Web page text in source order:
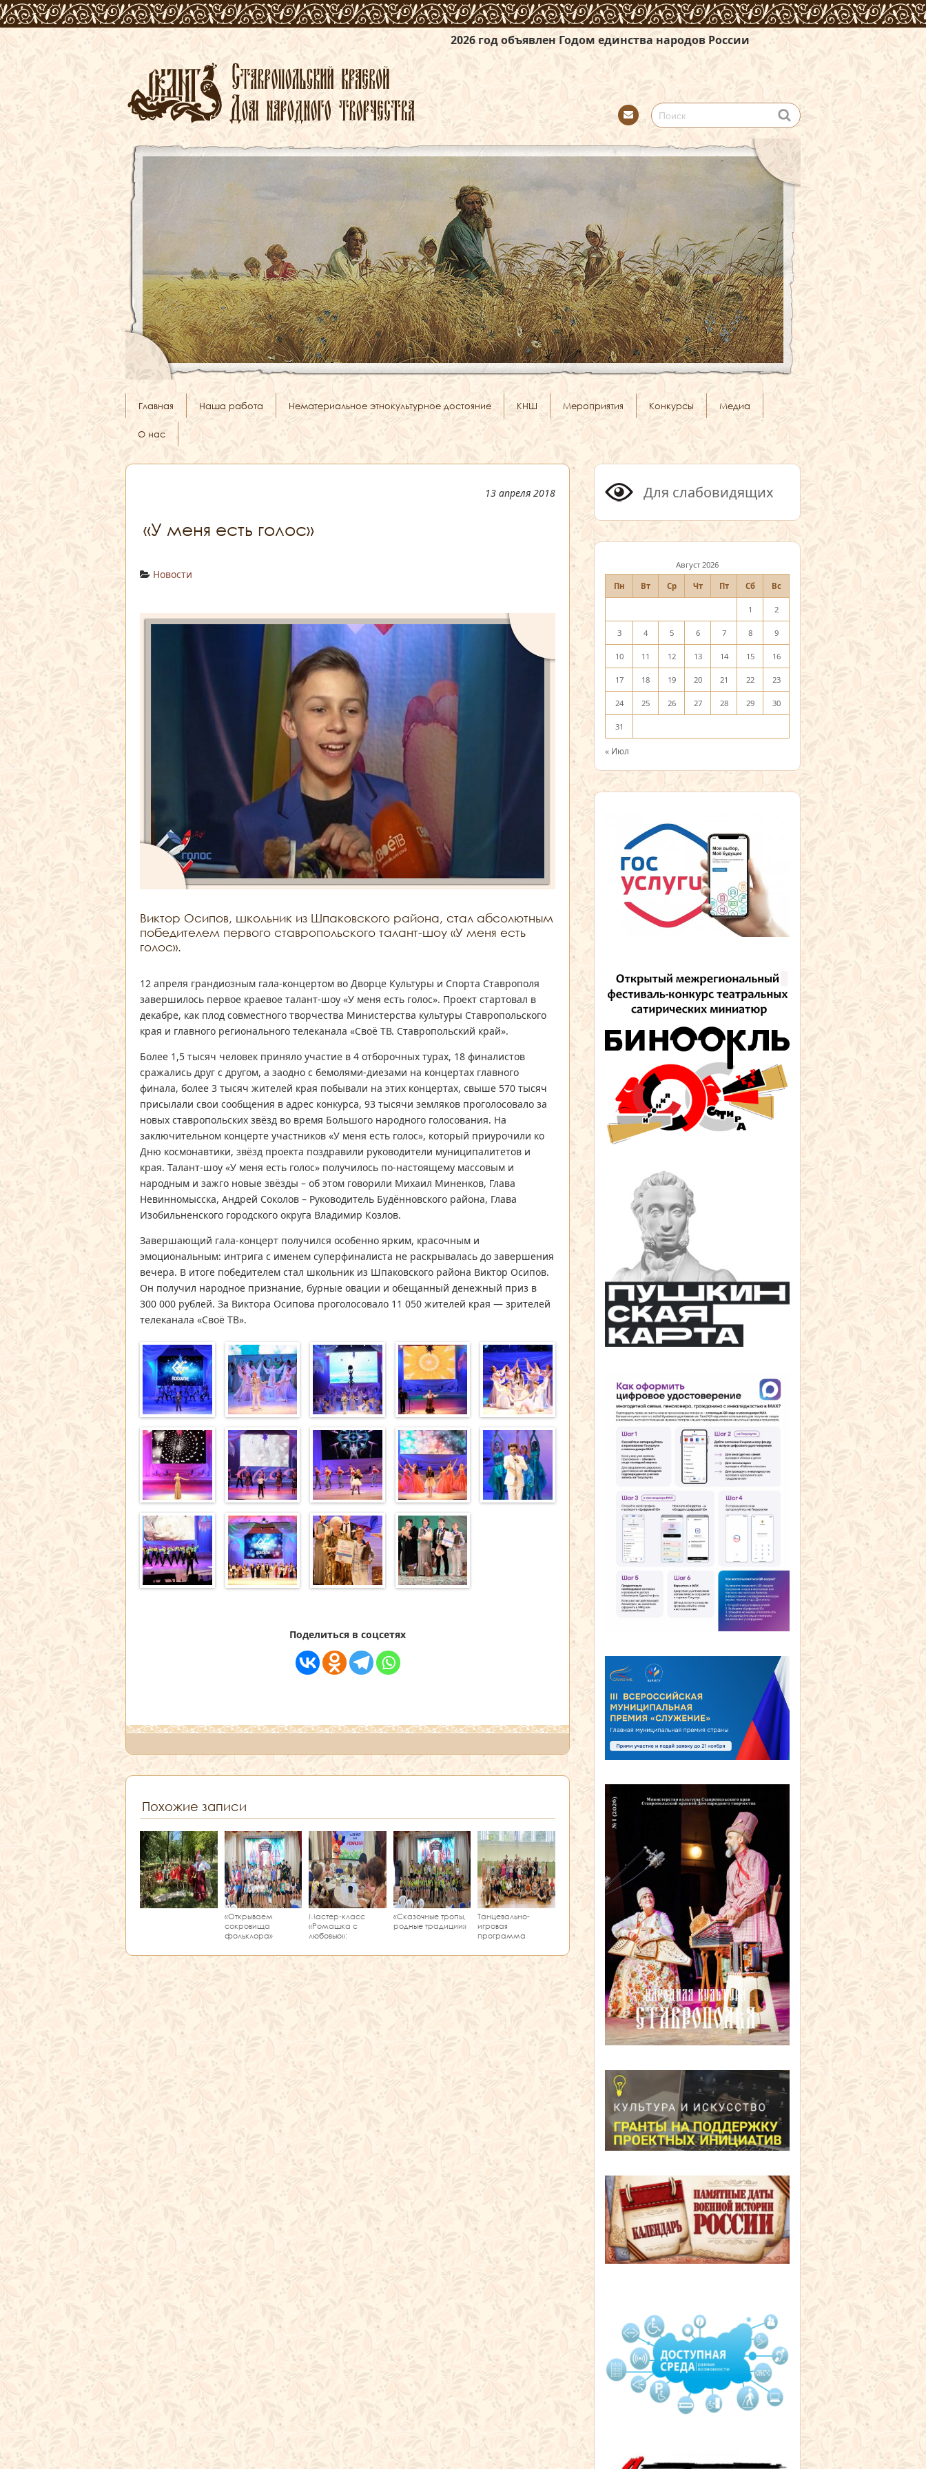
2026 год объявлен Годом единства народов России
tact
Главная Наша работа Нематериальное этнокультурное достояние КНШ Мероприятия Конкурсы Медиа
О нас
13 апреля 2018
«У меня есть голос»
Новости
Виктор Осипов, школьник из Шпаковского района, стал абсолютным
победителем первого ставропольского талант-шоу «У меня есть
голос».
12 апреля грандиозным гала-концертом во Дворце Культуры и Спорта Ставрополя
завершилось первое краевое талант-шоу «У меня есть голос». Проект стартовал в
декабре, как плод совместного творчества Министерства культуры Ставропольского
края и главного регионального телеканала «Своё ТВ. Ставропольский край».
Более 1,5 тысяч человек приняло участие в 4 отборочных турах, 18 финалистов
сражались друг с другом, а заодно с бемолями-диезами на концертах главного
финала, более 3 тысяч жителей края побывали на этих концертах, свыше 570 тысяч
присылали свои сообщения в адрес конкурса, 93 тысячи земляков проголосовало за
новых ставропольских звёзд во время Большого народного голосования. На
заключительном концерте участников «У меня есть голос», который приурочили ко
Дню космонавтики, звёзд проекта поздравили руководители муниципалитетов и
края. Талант-шоу «У меня есть голос» получилось по-настоящему массовым и
народным и зажго новые звёзды – об этом говорили Михаил Миненков, Глава
Невинномысска, Андрей Соколов – Руководитель Будённовского района, Глава
Изобильненского городского округа Владимир Козлов.
Завершающий гала-концерт получился особенно ярким, красочным и
эмоциональным: интрига с именем суперфиналиста не раскрывалась до завершения
вечера. В итоге победителем стал школьник из Шпаковского района Виктор Осипов.
Он получил народное признание, бурные овации и обещанный денежный приз в
300 000 рублей. За Виктора Осипова проголосовало 11 050 жителей края — зрителей
телеканала «Своё ТВ».
Поделиться в соцсетях
Похожие записи
«Открываем
сокровища
фольклора»
Мастер‑класс
«Ромашка с
любовью»:
краеведение в
одном занятии!
«Сказочные тропы,
родные традиции»
Танцевально-
игровая
программа
Для слабовидящих
Август 2026
Пн Вт Ср Чт Пт Сб Вс
1 2
3 4 5 6 7 8 9
10 11 12 13 14 15 16
17 18 19 20 21 22 23
24 25 26 27 28 29 30
31
« Июл